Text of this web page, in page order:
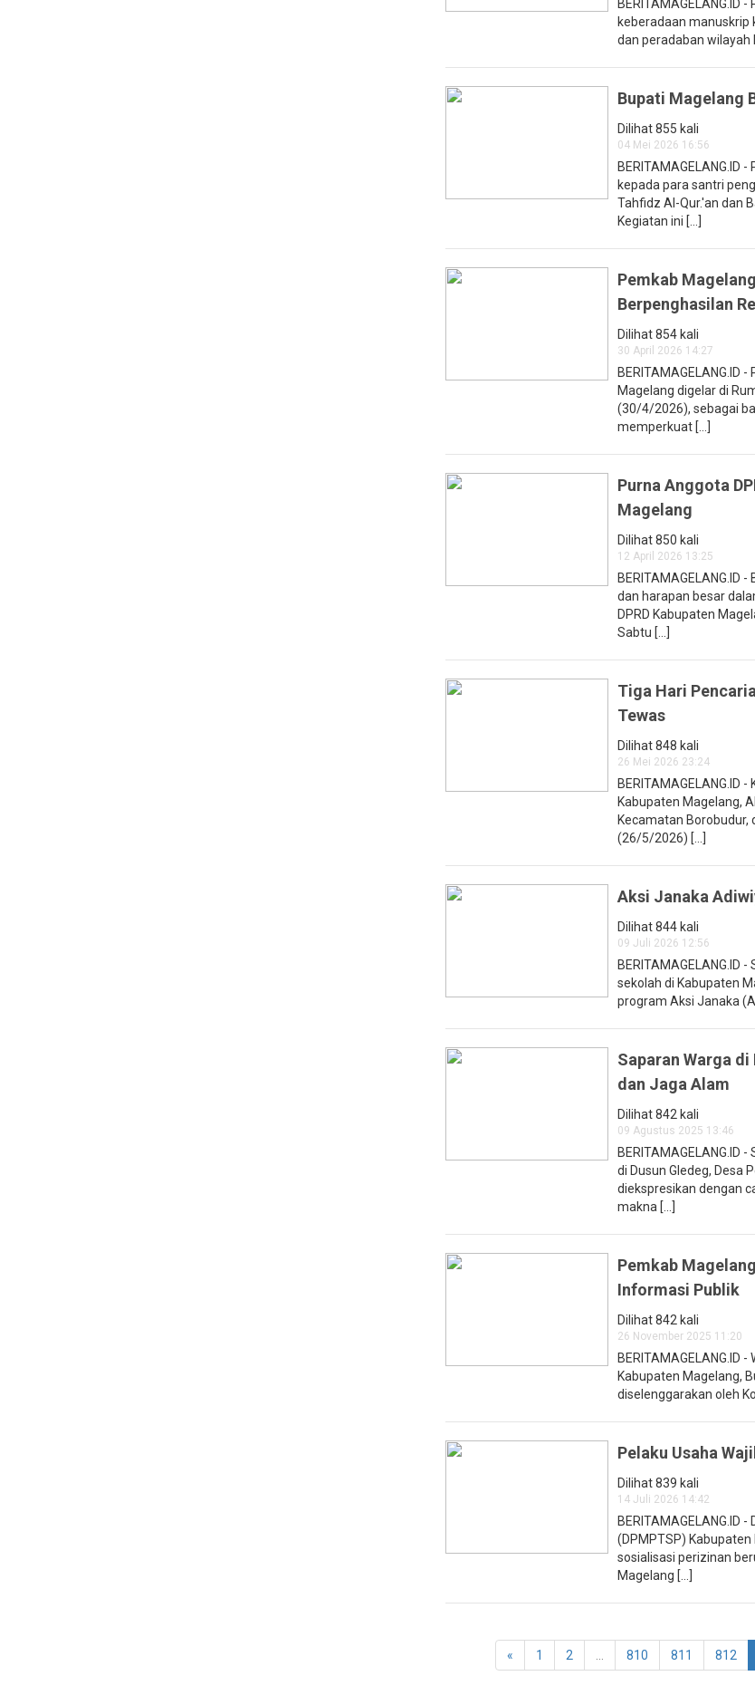
keberadaan manuskrip
dan peradaban wilayah
Bupati Magelang
Dilihat 855 kali
04 Mei 2026 16:56
kepada para santri
Tahfidz Al-Qur.'an dan
Kegiatan ini [...]
Pemkab
Berpenghasilan
Dilihat 854 kali
30 April 2026 14:27
BERITAMAGELANG.ID
Magelang digelar di
(30/4/2026), sebagai
memperkuat [...]
Purna Anggota
Magelang
Dilihat 850 kali
12 April 2026 13:25
dan harapan besar
DPRD Kabupaten
Sabtu [...]
Tiga Hari
Tewas
Dilihat 848 kali
26 Mei 2026 23:24
BERITAMAGELANG.ID
Kabupaten Magelang,
Kecamatan Borobudur,
(26/5/2026) [...]
Aksi Janaka
Dilihat 844 kali
09 Juli 2026 12:56
sekolah di Kabupaten
program Aksi Janaka
Saparan Warga
dan Jaga Alam
Dilihat 842 kali
09 Agustus 2025 13:46
di Dusun Gledeg, Desa
diekspresikan dengan
makna [...]
Pemkab
Informasi Publik
Dilihat 842 kali
26 November 2025 11:20
BERITAMAGELANG.ID
Kabupaten Magelang,
diselenggarakan oleh
Pelaku Usaha
Dilihat 839 kali
14 Juli 2026 14:42
BERITAMAGELANG.ID
(DPMPTSP)
sosialisasi perizinan
Magelang [...]
« 1 2 810 811 812